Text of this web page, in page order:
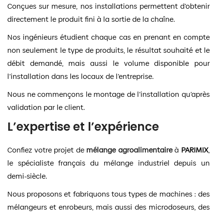
Conçues sur mesure, nos installations permettent d’obtenir
directement le produit fini à la sortie de la chaîne.
Nos ingénieurs étudient chaque cas en prenant en compte
non seulement le type de produits, le résultat souhaité et le
débit demandé, mais aussi le volume disponible pour
l’installation dans les locaux de l’entreprise.
Nous ne commençons le montage de l’installation qu’après
validation par le client.
L’expertise et l’expérience
Confiez votre projet de mélange agroalimentaireà PARIMIX,
le spécialiste français du mélange industriel depuis un
demi-siècle.
Nous proposons et fabriquons tous types de machines : des
mélangeurs et enrobeurs, mais aussi des microdoseurs, des